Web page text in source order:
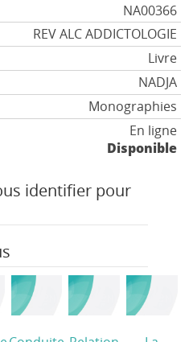
NA00366
REV ALC ADDICTOLOGIE
Livre
NADJA
Monographies
En ligne
Disponible
identifier pour